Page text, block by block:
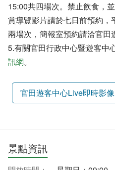
15:00共四場次。禁止飲食，
賞導覽影片請於七日前預約
兩場次，簡報室預約請洽官田
5.有關官田行政中心暨遊客中
訊網。
官田遊客中心Live即時影像
景點資訊